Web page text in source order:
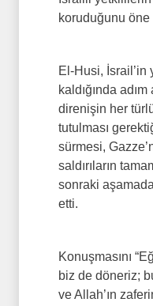
koruduğunu öne
El-Husi, İsrail’in
kaldığında adım
direnişin her
tutulması
sürmesi,
saldırıların
sonraki
etti.
Konuşmasını
biz de döneriz;
ve Allah’ın